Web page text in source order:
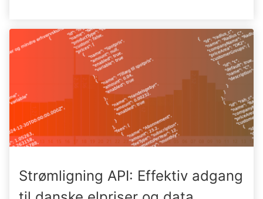
Strømligning API: Effektiv adgang